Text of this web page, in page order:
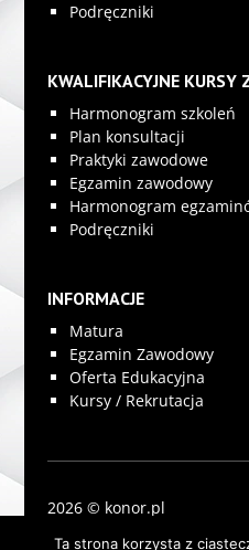
Podręczniki
KWALIFIKACYJNE KURSY
Harmonogram szkoleń
Plan konsultacji
Praktyki zawodowe
Egzamin zawodowy
Harmonogram
Podręczniki
INFORMACJE
Matura
Egzamin Zawodowy
Oferta Edukacyjna
Kursy / Rekrutacja
2026 © konor.pl
Ta strona korzysta z